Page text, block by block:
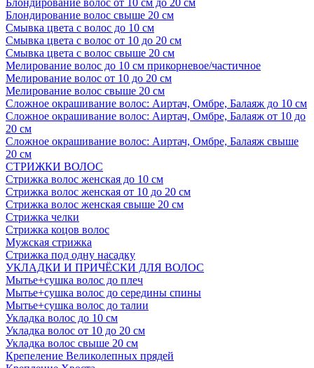
Блондирование волос от 10 см до 20 см
Блондирование волос свыше 20 см
Смывка цвета с волос до 10 см
Смывка цвета с волос от 10 до 20 см
Смывка цвета с волос свыше 20 см
Мелирование волос до 10 см прикорневое/частичное
Мелирование волос от 10 до 20 см
Мелирование волос свыше 20 см
Сложное окрашивание волос: Аиртач, Омбре, Балаяж до 10 см
Сложное окрашивание волос: Аиртач, Омбре, Балаяж от 10 до
20 см
Сложное окрашивание волос: Аиртач, Омбре, Балаяж свыше
20 см
СТРИЖКИ ВОЛОС
Стрижка волос женская до 10 см
Стрижка волос женская от 10 до 20 см
Стрижка волос женская свыше 20 см
Стрижка челки
Стрижка коцов волос
Мужская стрижка
Стрижка под одну насадку
УКЛАДКИ И ПРИЧЁСКИ ДЛЯ ВОЛОС
Мытье+сушка волос до плеч
Мытье+сушка волос до середины спины
Мытье+сушка волос до талии
Укладка волос до 10 см
Укладка волос от 10 до 20 см
Укладка волос свыше 20 см
Крепеление Великолепных прядей